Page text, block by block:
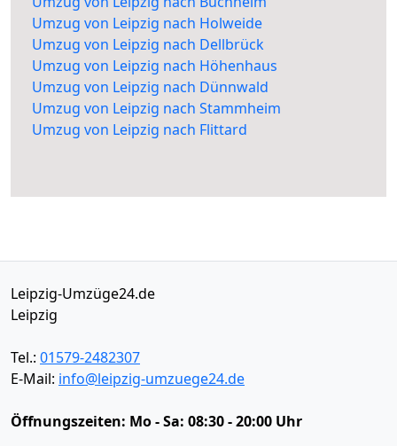
Umzug von Leipzig nach Holweide
Umzug von Leipzig nach Dellbrück
Umzug von Leipzig nach Höhenhaus
Umzug von Leipzig nach Dünnwald
Umzug von Leipzig nach Stammheim
Umzug von Leipzig nach Flittard
Leipzig-Umzüge24.de
Leipzig
Tel.: 01579-2482307
E-Mail: info@leipzig-umzuege24.de
Öffnungszeiten: Mo - Sa: 08:30 - 20:00 Uhr